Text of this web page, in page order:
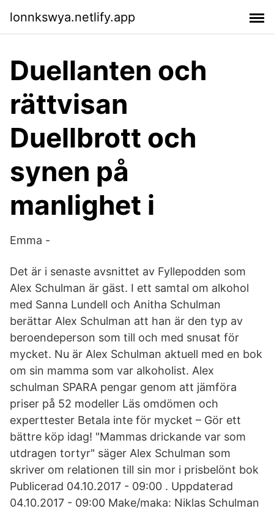
lonnkswya.netlify.app
Duellanten och
rättvisan
Duellbrott och
synen på
manlighet i
Emma -
Det är i senaste avsnittet av Fyllepodden som
Alex Schulman är gäst. I ett samtal om alkohol
med Sanna Lundell och Anitha Schulman
berättar Alex Schulman att han är den typ av
beroendeperson som till och med snusat för
mycket. Nu är Alex Schulman aktuell med en bok
om sin mamma som var alkoholist. Alex
schulman SPARA pengar genom att jämföra
priser på 52 modeller Läs omdömen och
experttester Betala inte för mycket – Gör ett
bättre köp idag! "Mammas drickande var som
utdragen tortyr" säger Alex Schulman som
skriver om relationen till sin mor i prisbelönt bok
Publicerad 04.10.2017 - 09:00 . Uppdaterad
04.10.2017 - 09:00 Make/maka: Niklas Schulman